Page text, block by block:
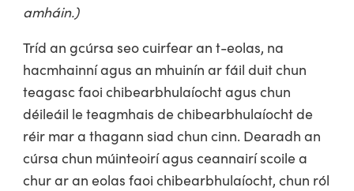
amháin.)
Tríd an gcúrsa seo cuirfear an t-eolas, na
hacmhainní agus an mhuinín ar fáil duit chun
teagasc faoi chibearbhulaíocht agus chun
déileáil le teagmhais de chibearbhulaíocht de
réir mar a thagann siad chun cinn. Dearadh an
cúrsa chun múinteoirí agus ceannairí scoile a
chur ar an eolas faoi chibearbhulaíocht, chun ról